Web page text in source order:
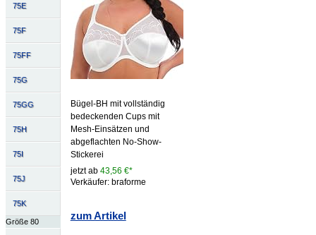
75E
75F
75FF
75G
75GG
75H
75I
75J
75K
Größe 80
Bügel-BH mit vollständig
bedeckenden Cups mit
Mesh-Einsätzen und
abgeflachten No-Show-
Stickerei
jetzt ab 43,56 €*
Verkäufer: braforme
zum Artikel